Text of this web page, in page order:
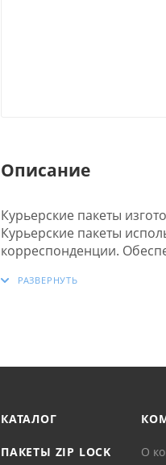
Описание
Курьерские пакеты
Курьерские пакеты
корреспонденции.
КАТАЛОГ
ПАКЕТЫ ZIP LOCK
О